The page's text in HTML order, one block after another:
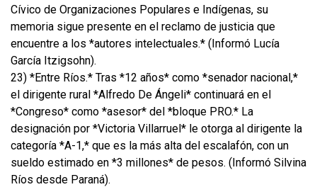
Cívico de Organizaciones Populares e Indígenas, su
memoria sigue presente en el reclamo de justicia que
encuentre a los *autores intelectuales.* (Informó Lucía
García Itzigsohn).
23) *Entre Ríos.* Tras *12 años* como *senador nacional,*
el dirigente rural *Alfredo De Ángeli* continuará en el
*Congreso* como *asesor* del *bloque PRO.* La
designación por *Victoria Villarruel* le otorga al dirigente la
categoría *A-1,* que es la más alta del escalafón, con un
sueldo estimado en *3 millones* de pesos. (Informó Silvina
Ríos desde Paraná).